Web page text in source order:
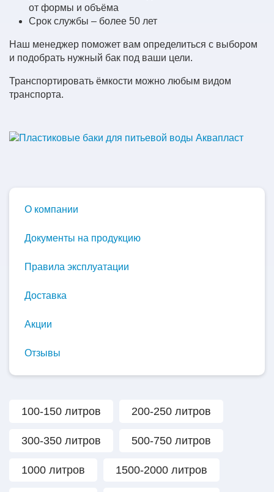
от формы и объёма
Срок службы – более 50 лет
Наш менеджер поможет вам определиться с выбором
и подобрать нужный бак под ваши цели.
Транспортировать ёмкости можно любым видом
транспорта.
О компании
Документы на продукцию
Правила эксплуатации
Доставка
Акции
Отзывы
100-150 литров 200-250 литров
300-350 литров 500-750 литров
1000 литров 1500-2000 литров